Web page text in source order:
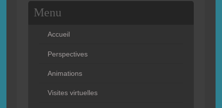
Menu
Accueil
Perspectives
Animations
Visites virtuelles